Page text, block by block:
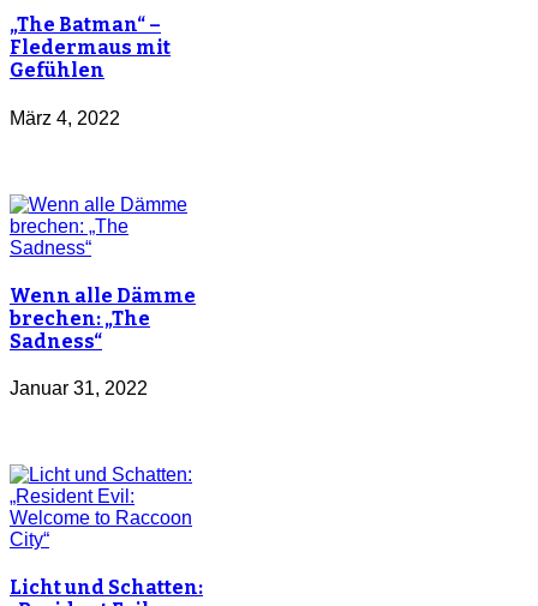
„The Batman“ –
Fledermaus mit
Gefühlen
März 4, 2022
Wenn alle Dämme
brechen: „The
Sadness“
Januar 31, 2022
Licht und Schatten: